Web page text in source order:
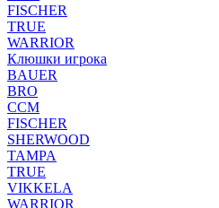
FISCHER
TRUE
WARRIOR
Клюшки игрока
BAUER
BRO
CCM
FISCHER
SHERWOOD
TAMPA
TRUE
VIKKELA
WARRIOR